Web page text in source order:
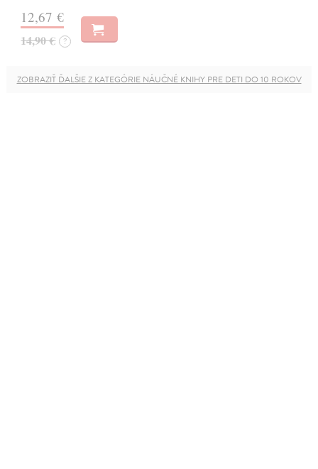
12,67 €
14,90 € ?
ZOBRAZIŤ ĎALŠIE Z KATEGÓRIE NÁUČNÉ KNIHY PRE DETI DO 10 ROKOV